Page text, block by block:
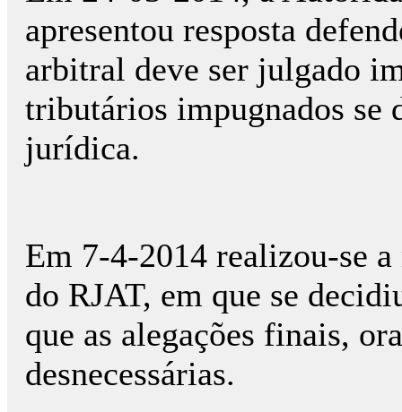
apresentou resposta
arbitral deve ser julgado
tributários impugnados se
jurídica.
Em 7-4-2014 realizou-se
do RJAT, em que se
que as alegações finais,
desnecessárias.